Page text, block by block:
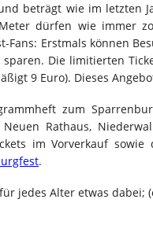
beträgt wie im letzten
dürfen wie immer
Erstmals können
Die limitierten
9 Euro). Dieses
zum
Rathaus,
im Vorverkauf
.
jedes Alter etwas dabei;